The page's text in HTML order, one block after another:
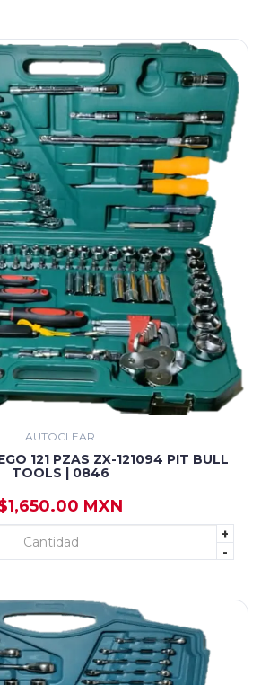
AUTOCLEAR
121 PZAS ZX-121094 PIT BULL
TOOLS | 0846
MXN
+
-
+ AGREGAR